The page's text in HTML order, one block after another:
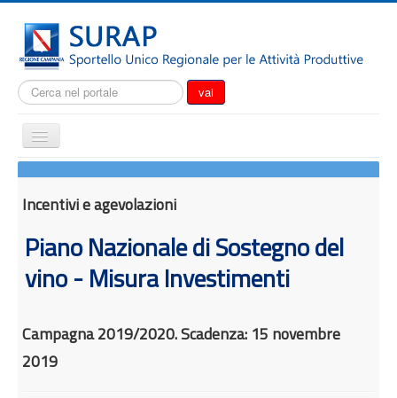
Cerca... vai
Cambia
navigazione
Notizie
Normativa
Modulistica
Attrazione degli investimenti
Incentivi e agevolazioni
Piano Nazionale di Sostegno del
vino - Misura Investimenti
Campagna 2019/2020. Scadenza: 15 novembre
2019